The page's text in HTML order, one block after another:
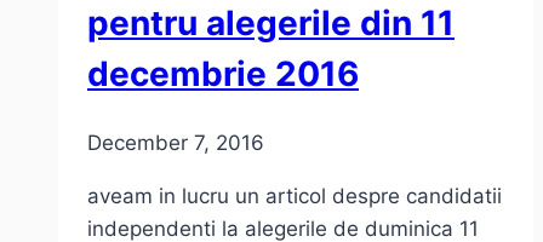
pentru alegerile din 11
decembrie 2016
December 7, 2016
aveam in lucru un articol despre candidatii
independenti la alegerile de duminica 11